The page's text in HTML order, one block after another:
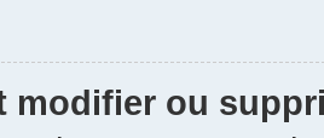
modifier ou